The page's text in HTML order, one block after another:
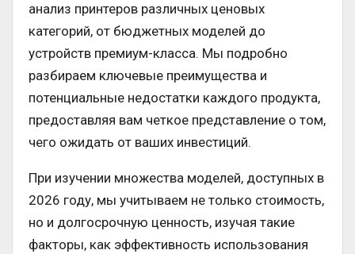
анализ принтеров различных ценовых
категорий, от бюджетных моделей до
устройств премиум-класса. Мы подробно
разбираем ключевые преимущества и
потенциальные недостатки каждого продукта,
предоставляя вам четкое представление о том,
чего ожидать от ваших инвестиций.
При изучении множества моделей, доступных в
2026 году, мы учитываем не только стоимость,
но и долгосрочную ценность, изучая такие
факторы, как эффективность использования